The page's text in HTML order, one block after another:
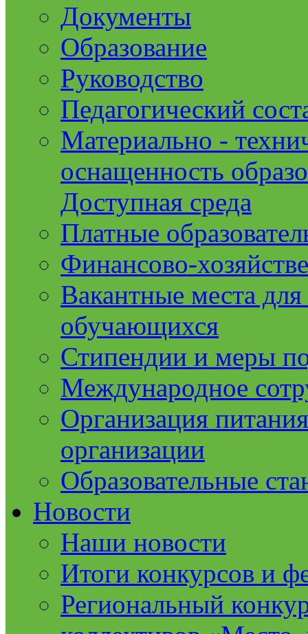
Документы
Образование
Руководство
Педагогический
Материально -
оснащенность
Доступная среда
Платные
Финансово-
Вакантные места
обучающихся
Стипендии и меры
Международное
Организация
организации
Образовательные
Новости
Наши новости
Итоги конкурсов и
Региональный